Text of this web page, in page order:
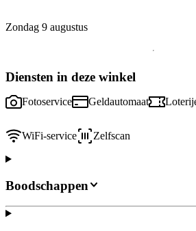
Zondag 9 augustus
Diensten in deze winkel
Fotoservice Geldautomaat
WiFi-service Zelfscan
Boodschappen